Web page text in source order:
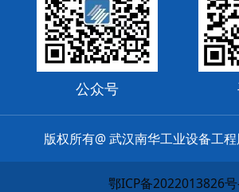
公众号
版权所有@ 武汉南华工业设备工
鄂ICP备2022013826